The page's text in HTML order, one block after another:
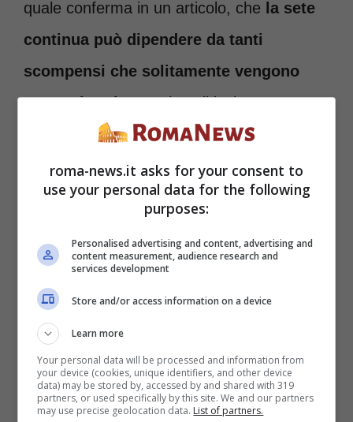
quale conferma in un articolo, che la sete
continua può dipendere da tanti
scompensi che solitamente vengono
sottovalutati. Scopriamoli insieme!
Attenzione alla sete
costante dopo aver
mangiato, le cause
possono essere varie!
Bisogna iniziare a notare quante volte ci
viene quelsenso costante di sete
se risulta essere continuo ed incessante
potrebbe anche essereuno dei primi
roma-news.it asks for your consent to
use your personal data for the following
purposes:
Personalised advertising and content, advertising and
content measurement, audience research and
services development
Store and/or access information on a device
Learn more
Your personal data will be processed and information from
your device (cookies, unique identifiers, and other device
data) may be stored by, accessed by and shared with 319
partners, or used specifically by this site. We and our partners
may use precise geolocation data. List of partners.